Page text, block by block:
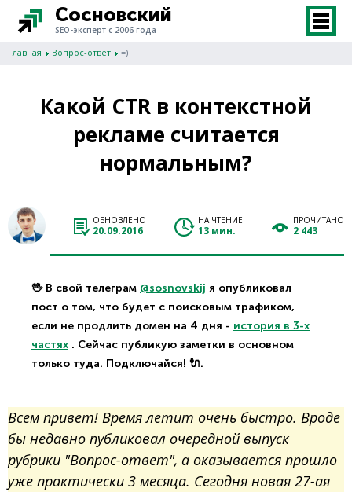
Сосновский
SEO-эксперт с 2006 года
Главная Вопрос-ответ =)
Какой CTR в контекстной
рекламе считается
нормальным?
ОБНОВЛЕНО
20.09.2016
НА ЧТЕНИЕ
13 мин.
ПРОЧИТАНО
2 443
🖖 В свой телеграм @sosnovskij я опубликовал
пост о том, что будет с поисковым трафиком,
если не продлить домен на 4 дня - история в 3-х
частях . Сейчас публикую заметки в основном
только туда. Подключайся! 🔌.
Всем привет! Время летит очень быстро. Вроде
бы недавно публиковал очередной выпуск
рубрики "Вопрос-ответ", а оказывается прошло
уже практически 3 месяца. Сегодня новая 27-ая